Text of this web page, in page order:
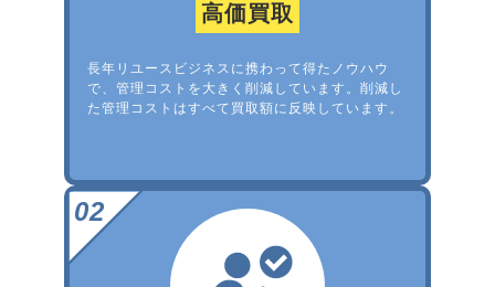
高価買取
長年リユースビジネスに携わって得たノウハウ
で、管理コストを大きく削減しています。削減し
た管理コストはすべて買取額に反映しています。